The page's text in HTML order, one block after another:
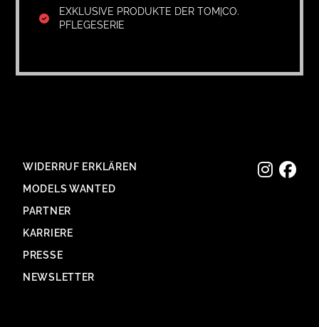
EXKLUSIVE PRODUKTE DER TOM|CO.
PFLEGESERIE
WIDERRUF ERKLÄREN
MODELS WANTED
PARTNER
KARRIERE
PRESSE
NEWSLETTER